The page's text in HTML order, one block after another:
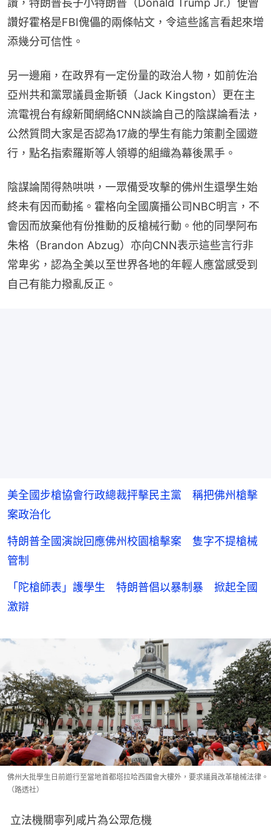
讚，特朗普長子小特朗普（Donald Trump Jr.）便曾
讚好霍格是FBI傀儡的兩條帖文，令這些謠言看起來增
添幾分可信性。
另一邊廂，在政界有一定份量的政治人物，如前佐治
亞州共和黨眾議員金斯頓（Jack Kingston）更在主
流電視台有線新聞網絡CNN談論自己的陰謀論看法，
公然質問大家是否認為17歲的學生有能力策劃全國遊
行，點名指索羅斯等人領導的組織為幕後黑手。
陰謀論鬧得熱哄哄，一眾備受攻擊的佛州生還學生始
終未有因而動搖。霍格向全國廣播公司NBC明言，不
會因而放棄他有份推動的反槍械行動。他的同學阿布
朱格（Brandon Abzug）亦向CNN表示這些言行非
常卑劣，認為全美以至世界各地的年輕人應當感受到
自己有能力撥亂反正。
美全國步槍協會行政總裁抨擊民主黨 稱把佛州槍擊
案政治化
特朗普全國演說回應佛州校園槍擊案 隻字不提槍械
管制
「陀槍師表」護學生 特朗普倡以暴制暴 掀起全國
激辯
佛州大批學生日前遊行至當地首都塔拉哈西國會大樓外，要求議員改革槍械法律。
（路透社）
立法機關寧列咸片為公眾危機